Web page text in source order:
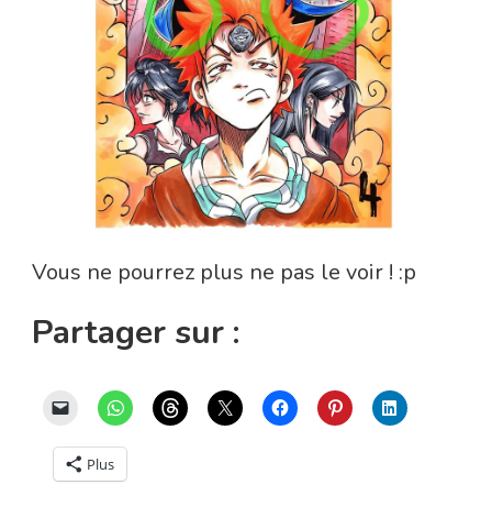
Vous ne pourrez plus ne pas le voir ! :p
Partager sur :
Plus